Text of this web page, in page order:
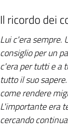
Il ricordo dei
Lui c'era sempre.
consiglio per un
c'era per tutti e a
tutto il suo
come rendere
L'importante era
cercando